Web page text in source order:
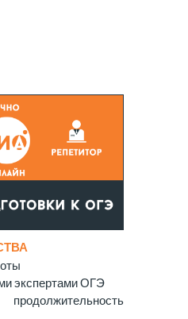
экспертами ОГЭ